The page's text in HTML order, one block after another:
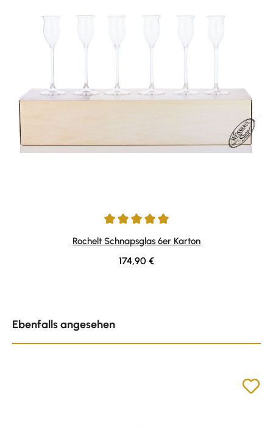
Durchschnittliche Bewertung von 5 von 5 Sternen
Rochelt Schnapsglas 6er Karton
Regulärer Preis:
174,90 €
Ebenfalls angesehen